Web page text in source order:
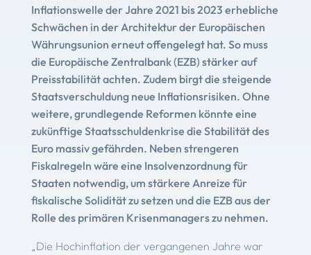
Inflationswelle der Jahre 2021 bis 2023 erhebliche
Schwächen in der Architektur der Europäischen
Währungsunion erneut offengelegt hat. So muss
die Europäische Zentralbank (EZB) stärker auf
Preisstabilität achten. Zudem birgt die steigende
Staatsverschuldung neue Inflationsrisiken. Ohne
weitere, grundlegende Reformen könnte eine
zukünftige Staatsschuldenkrise die Stabilität des
Euro massiv gefährden. Neben strengeren
Fiskalregeln wäre eine Insolvenzordnung für
Staaten notwendig, um stärkere Anreize für
fiskalische Solidität zu setzen und die EZB aus der
Rolle des primären Krisenmanagers zu nehmen.
„Die Hochinflation der vergangenen Jahre war